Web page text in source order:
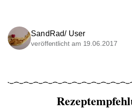
SandRad/ User
veröffentlicht am 19.06.2017